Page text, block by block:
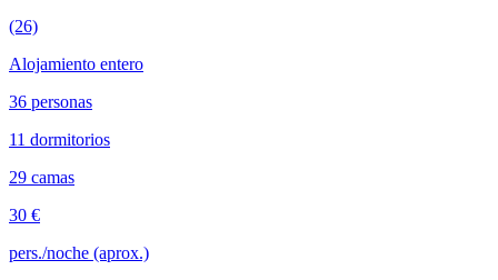
(26)
Alojamiento entero
36 personas
11 dormitorios
29 camas
30 €
pers./noche (aprox.)